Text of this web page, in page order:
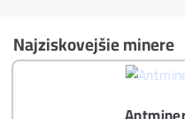
Masivní 6-